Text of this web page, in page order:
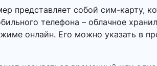
представляет собой сим-карту,
телефона – облачное
онлайн. Его можно указать в